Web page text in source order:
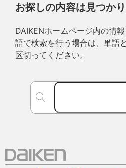
お探しの内容は見つか
DAIKENホームページ内の情
語で検索を行う場合は、単語
区切ってください。